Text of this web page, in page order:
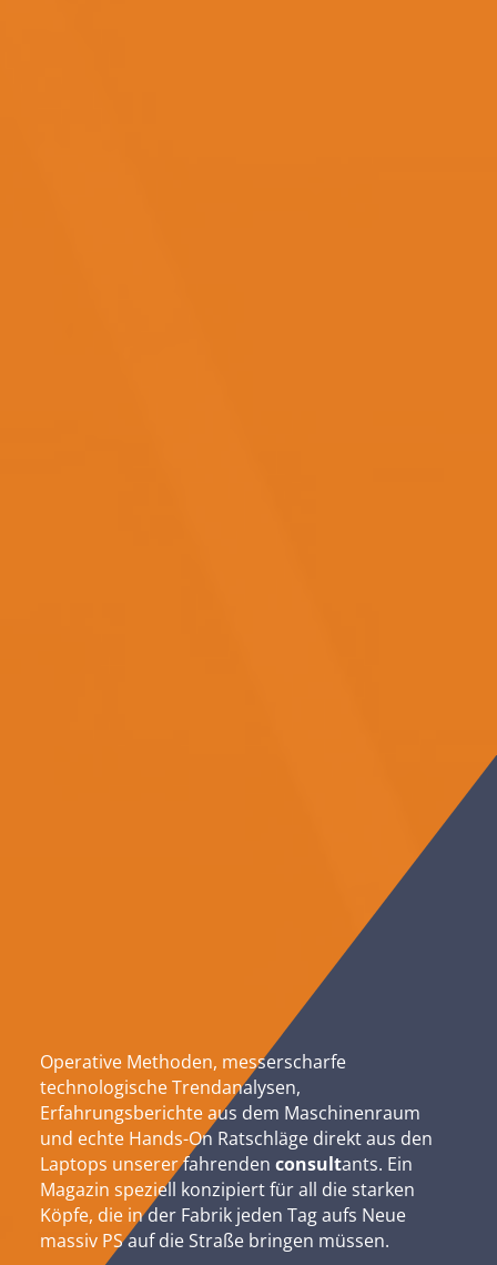
Operative Methoden, messerscharfe
technologische Trendanalysen,
Erfahrungsberichte aus dem Maschinenraum
und echte Hands-On Ratschläge direkt aus den
Laptops unserer fahrenden consultants. Ein
Magazin speziell konzipiert für all die starken
Köpfe, die in der Fabrik jeden Tag aufs Neue
massiv PS auf die Straße bringen müssen.